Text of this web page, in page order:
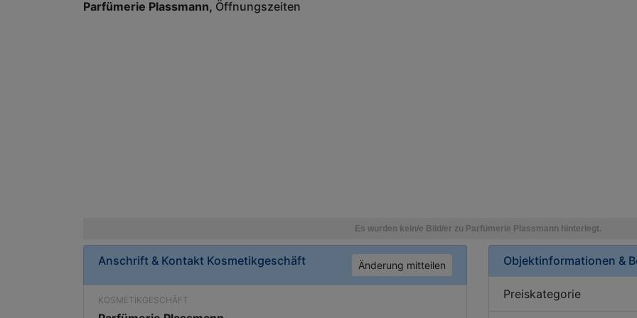
Parfümerie Plassmann Öffnungszeiten
Anschrift & Kontakt Kosmetikgeschäft Änderung mitteilen
KOSMETIKGESCHÄFT
Objektinformationen &
Preiskategorie